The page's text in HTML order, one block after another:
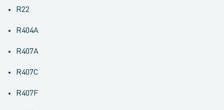
R22
R404A
R407A
R407C
R407F